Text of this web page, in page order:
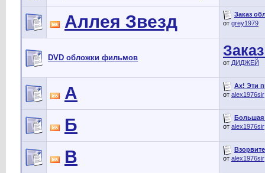
Аллея Звезд
Заказ
от grey1979
DVD обложки фильмов
от ДИДЖЕЙ
А
Ах! Эти
от alex1976sir
Б
Большая
от alex1976sir
В
от alex1976sir